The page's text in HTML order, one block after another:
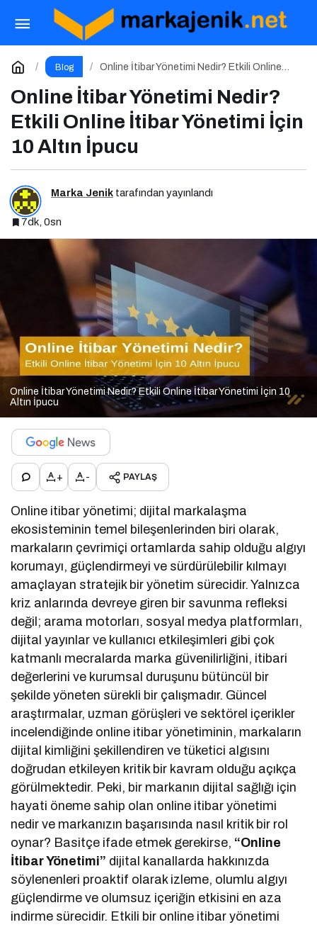
Blog
Online İtibar Yönetimi Nedir? Etkili Online
Online İtibar Yönetimi Nedir?
Etkili Online İtibar Yönetimi İçin
10 Altın İpucu
Marka Jenik tarafından yayınlandı
7dk, 0sn
Online İtibar Yönetimi Nedir? Etkili Online İtibar Yönetimi İçin 10
Altın İpucu
+ - PAYLAŞ
Online itibar yönetimi; dijital markalaşma
ekosisteminin temel bileşenlerinden biri olarak,
markaların çevrimiçi ortamlarda sahip olduğu algıyı
korumayı, güçlendirmeyi ve sürdürülebilir kılmayı
amaçlayan stratejik bir yönetim sürecidir. Yalnızca
kriz anlarında devreye giren bir savunma refleksi
değil; arama motorları, sosyal medya platformları,
dijital yayınlar ve kullanıcı etkileşimleri gibi çok
katmanlı mecralarda marka güvenilirliğini, itibari
değerlerini ve kurumsal duruşunu bütüncül bir
şekilde yöneten sürekli bir çalışmadır. Güncel
araştırmalar, uzman görüşleri ve sektörel içerikler
incelendiğinde online itibar yönetiminin, markaların
dijital kimliğini şekillendiren ve tüketici algısını
doğrudan etkileyen kritik bir kavram olduğu açıkça
görülmektedir. Peki, bir markanın dijital sağlığı için
hayati öneme sahip olan online itibar yönetimi
nedir ve markanızın başarısında nasıl kritik bir rol
oynar? Basitçe ifade etmek gerekirse, “Online
İtibar Yönetimi” dijital kanallarda hakkınızda
söylenenleri proaktif olarak izleme, olumlu algıyı
güçlendirme ve olumsuz içeriğin etkisini en aza
indirme sürecidir. Etkili bir online itibar yönetimi
İçerik Üretimi Nedir? İçerik Üretimi İçin 10 Altın
İpucuYorum Yap